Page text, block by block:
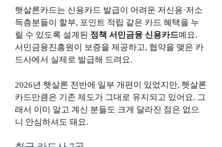
햇살론카드는 신용카드 발급이 어려운 저신용·저소
득층분들이 할부, 포인트 적립 같은 카드 혜택을 누
릴 수 있도록 설계된 정책 서민금융 신용카드예요.
서민금융진흥원이 보증을 제공하고, 협약을 맺은 카
드사에서 실제로 발급해 드려요.
2026년 햇살론 전반에 일부 개편이 있었지만, 햇살론
카드만큼은 기존 제도가 그대로 유지되고 있어요. 그
래서 이미 알고 계신 분들도 크게 달라진 점은 없으
니 안심하셔도 돼요.